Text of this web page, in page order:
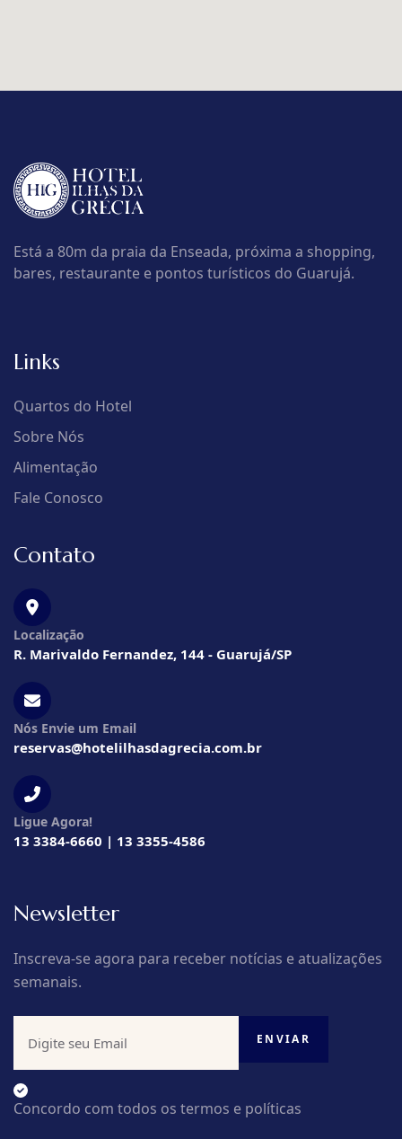
Está a 80m da praia da Enseada, próxima a shopping,
bares, restaurante e pontos turísticos do Guarujá.
Links
Quartos do Hotel
Sobre Nós
Alimentação
Fale Conosco
Contato
Localização
R. Marivaldo Fernandez, 144 - Guarujá/SP
Nós Envie um Email
reservas@hotelilhasdagrecia.com.br
Ligue Agora!
13 3384-6660 | 13 3355-4586
Newsletter
Inscreva-se agora para receber notícias e atualizações
semanais.
Concordo com todos os termos e políticas